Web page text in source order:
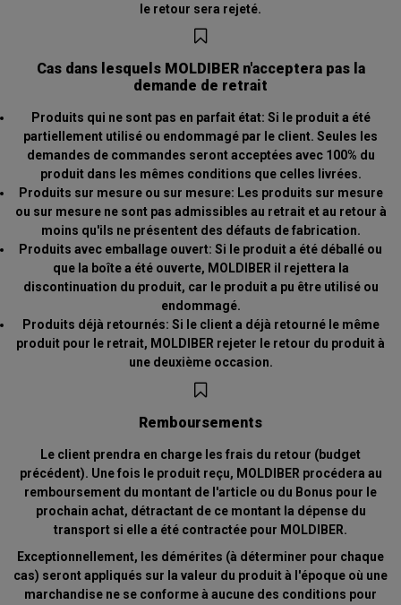
le retour sera rejeté.
Cas dans lesquels MOLDIBER n'acceptera pas la
demande de retrait
Produits qui ne sont pas en parfait état: Si le produit a été
partiellement utilisé ou endommagé par le client. Seules les
demandes de commandes seront acceptées avec 100% du
produit dans les mêmes conditions que celles livrées.
Produits sur mesure ou sur mesure: Les produits sur mesure
ou sur mesure ne sont pas admissibles au retrait et au retour à
moins qu'ils ne présentent des défauts de fabrication.
Produits avec emballage ouvert: Si le produit a été déballé ou
que la boîte a été ouverte, MOLDIBER il rejettera la
discontinuation du produit, car le produit a pu être utilisé ou
endommagé.
Produits déjà retournés: Si le client a déjà retourné le même
produit pour le retrait, MOLDIBER rejeter le retour du produit à
une deuxième occasion.
Remboursements
Le client prendra en charge les frais du retour (budget
précédent). Une fois le produit reçu, MOLDIBER procédera au
remboursement du montant de l'article ou du Bonus pour le
prochain achat, détractant de ce montant la dépense du
transport si elle a été contractée pour MOLDIBER.
Exceptionnellement, les démérites (à déterminer pour chaque
cas) seront appliqués sur la valeur du produit à l'époque où une
marchandise ne se conforme à aucune des conditions pour